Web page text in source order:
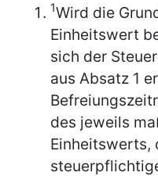
1Wird die
Einheitswert
sich der
aus Absatz 1
des jeweils
Einheitswerts,